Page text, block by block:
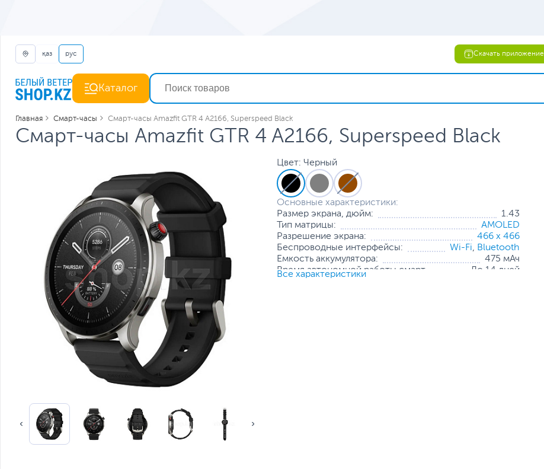
қаз рус Скачать приложение
Каталог
Главная Смарт-часы Смарт-часы Amazfit GTR 4 A2166, Superspeed Black
Смарт-часы Amazfit GTR 4 A2166, Superspeed Black
Цвет: Черный
Основные характеристики:
Размер экрана, дюйм:
1.43
Тип матрицы:
AMOLED
Разрешение экрана:
466 x 466
Беспроводные интерфейсы:
Wi-Fi, Bluetooth
Емкость аккумулятора:
475 мАч
Время автономной работы смарт-
До 14 дней
Все характеристики